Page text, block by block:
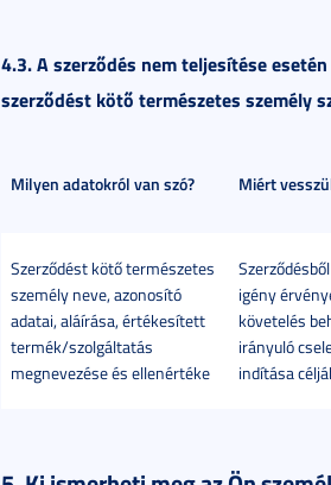
4.3. A szerződés nem teljesítése
szerződést kötő természetes személy
Milyen adatokról van szó? Miért
Szerződést kötő természetes
személy neve, azonosító
adatai, aláírása, értékesített
termék/szolgáltatás
megnevezése és ellenértéke
igény
követelés
irányuló
indítása